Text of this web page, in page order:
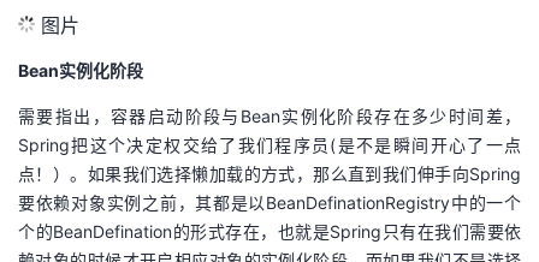
图片
Bean实例化阶段
需要指出，容器启动阶段与Bean实例化阶段存在多少时间差，
Spring把这个决定权交给了我们程序员(是不是瞬间开心了一点
点！）。如果我们选择懒加载的方式，那么直到我们伸手向Spring
要依赖对象实例之前，其都是以BeanDefinationRegistry中的一个
个的BeanDefination的形式存在，也就是Spring只有在我们需要依